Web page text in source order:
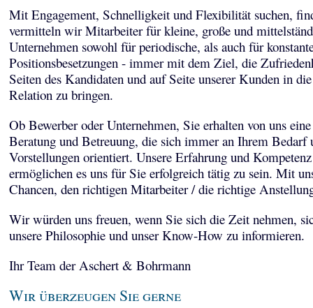
Mit Engagement, Schnelligkeit und Flexibilität suchen,
vermitteln wir Mitarbeiter für kleine, große und
Unternehmen sowohl für periodische, als auch für
Positionsbesetzungen - immer mit dem Ziel, die
Seiten des Kandidaten und auf Seite unserer Kunden in
Relation zu bringen.
Ob Bewerber oder Unternehmen, Sie erhalten von uns
Beratung und Betreuung, die sich immer an Ihrem Bedarf
Vorstellungen orientiert. Unsere Erfahrung und Kompetenz
ermöglichen es uns für Sie erfolgreich tätig zu sein. Mit
Chancen, den richtigen Mitarbeiter / die richtige
Wir würden uns freuen, wenn Sie sich die Zeit nehmen,
unsere Philosophie und unser Know-How zu informieren.
Ihr Team der Aschert & Bohrmann
Wir überzeugen Sie gerne